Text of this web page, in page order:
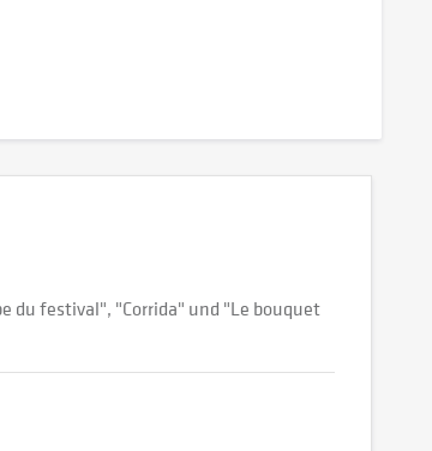
du festival", "Corrida" und "Le bouquet